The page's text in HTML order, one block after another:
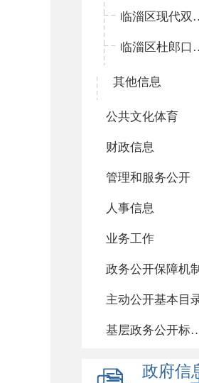
临淄
临淄
其他信息
公共文化体育
财政信息
管理和服务公开
人事信息
业务工作
政务公开保障机制
主动公开基本目
基层政务公
政府信